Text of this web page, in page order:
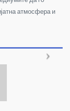
атмосфера и